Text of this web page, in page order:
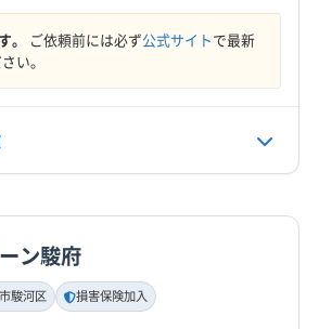
。 ご依頼前には必ず公式サイトで最新
い。
ン駿府
駿河区 損害保険加入